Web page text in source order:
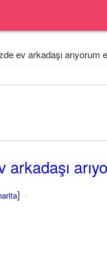
ev arkadaşı arıyorum
arkadaşı
]